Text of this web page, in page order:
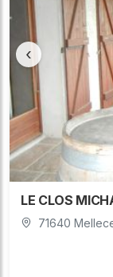
‹
LE CLOS
71640